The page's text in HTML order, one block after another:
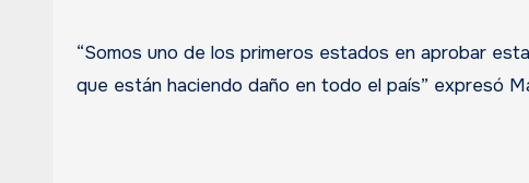
“Somos uno de los primeros estados en aprobar
que están haciendo daño en todo el país” expresó